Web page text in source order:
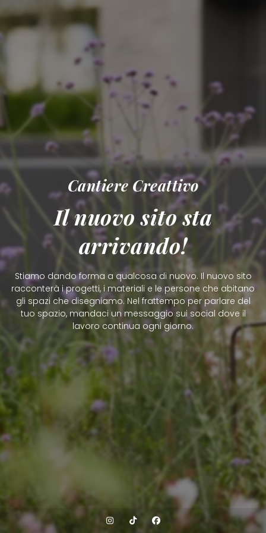
Cantiere Creattivo
Il nuovo sito sta
arrivando!
Stiamo dando forma a qualcosa di nuovo. Il nuovo sito
racconterà i progetti, i materiali e le persone che abitano
gli spazi che disegniamo. Nel frattempo per parlare del
tuo spazio, mandaci un messaggio sui social dove il
lavoro continua ogni giorno.